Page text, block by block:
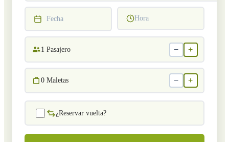
Fecha Hora
1 Pasajero − +
0 Maletas − +
¿Reservar vuelta?